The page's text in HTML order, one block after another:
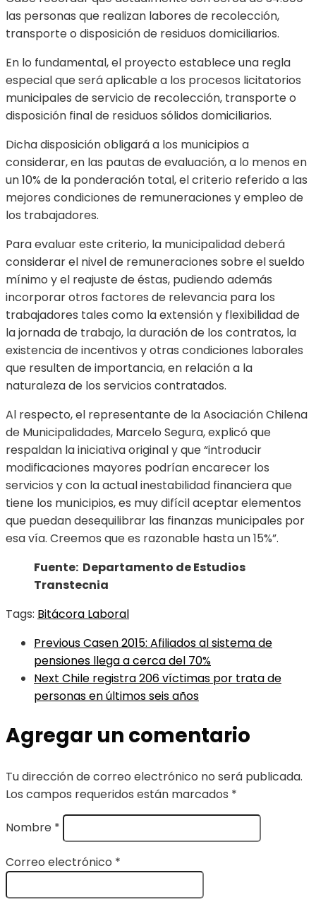
las personas que realizan labores de recolección,
transporte o disposición de residuos domiciliarios.
En lo fundamental, el proyecto establece una regla
especial que será aplicable a los procesos licitatorios
municipales de servicio de recolección, transporte o
disposición final de residuos sólidos domiciliarios.
Dicha disposición obligará a los municipios a
considerar, en las pautas de evaluación, a lo menos en
un 10% de la ponderación total, el criterio referido a las
mejores condiciones de remuneraciones y empleo de
los trabajadores.
Para evaluar este criterio, la municipalidad deberá
considerar el nivel de remuneraciones sobre el sueldo
mínimo y el reajuste de éstas, pudiendo además
incorporar otros factores de relevancia para los
trabajadores tales como la extensión y flexibilidad de
la jornada de trabajo, la duración de los contratos, la
existencia de incentivos y otras condiciones laborales
que resulten de importancia, en relación a la
naturaleza de los servicios contratados.
Al respecto, el representante de la Asociación Chilena
de Municipalidades, Marcelo Segura, explicó que
respaldan la iniciativa original y que “introducir
modificaciones mayores podrían encarecer los
servicios y con la actual inestabilidad financiera que
tiene los municipios, es muy difícil aceptar elementos
que puedan desequilibrar las finanzas municipales por
esa vía. Creemos que es razonable hasta un 15%”.
Fuente: Departamento de Estudios
Transtecnia
Tags: Bitácora Laboral
PreviousCasen 2015: Afiliados al sistema de
pensiones llega a cerca del 70%
Next Chile registra 206 víctimas por trata de
personas en últimos seis años
Agregar un comentario
Tu dirección de correo electrónico no será publicada.
Los campos requeridos están marcados *
Nombre *
Correo electrónico *